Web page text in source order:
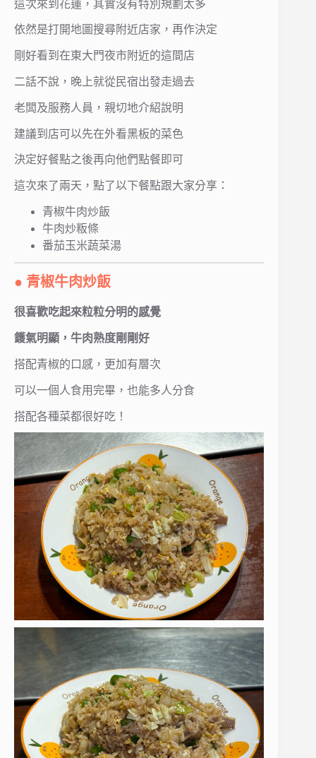
這次來到花蓮，其實沒有特別規劃太多
依然是打開地圖搜尋附近店家，再作決定
剛好看到在東大門夜市附近的這間店
二話不說，晚上就從民宿出發走過去
老闆及服務人員，親切地介紹說明
建議到店可以先在外看黑板的菜色
決定好餐點之後再向他們點餐即可
這次來了兩天，點了以下餐點跟大家分享：
青椒牛肉炒飯
牛肉炒粄條
番茄玉米蔬菜湯
● 青椒牛肉炒飯
很喜歡吃起來粒粒分明的感覺
鑊氣明顯，牛肉熟度剛剛好
搭配青椒的口感，更加有層次
可以一個人食用完畢，也能多人分食
搭配各種菜都很好吃！